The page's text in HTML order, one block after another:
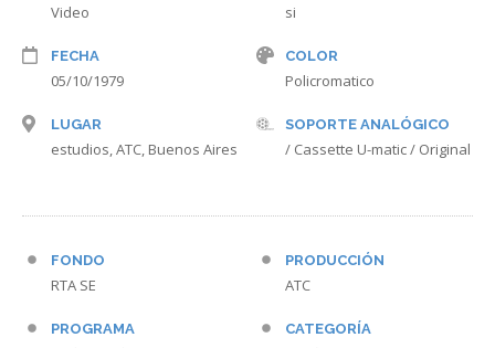
Video
FECHA
05/10/1979
LUGAR
estudios, ATC, Buenos Aires
si
COLOR
Policromatico
SOPORTE ANALÓGICO
/ Cassette U-matic / Original
FONDO
RTA SE
PROGRAMA
PRODUCCIÓN
ATC
CATEGORÍA